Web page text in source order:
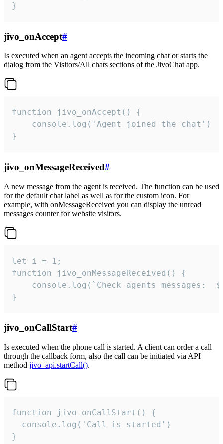
}
jivo_onAccept#
Is executed when an agent accepts the incoming chat or starts the
dialog from the Visitors/All chats sections of the JivoChat app.
function jivo_onAccept() {
}
jivo_onMessageReceived#
A new message from the agent is received. The function can be used
for the default chat label as well as for the custom icon. For
example, with onMessageReceived you can display the unread
messages counter for website visitors.
let i = 1;
function jivo_onMessageReceived() {
}
jivo_onCallStart#
Is executed when the phone call is started. A client can order a call
through the callback form, also the call can be initiated via API
method jivo_api.startCall().
function jivo_onCallStart() {
  console.log('Call is started')
}